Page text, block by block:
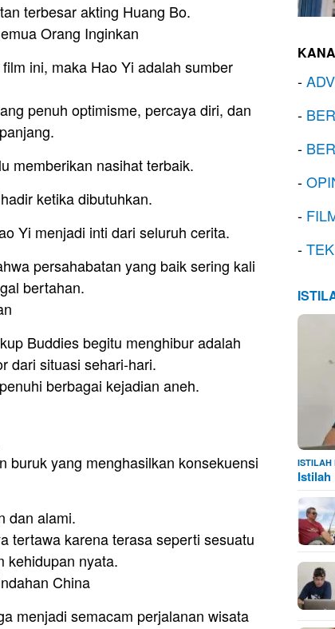
terbesar akting Huang Bo.
Orang Inginkan
ini, maka Hao Yi adalah sumber
penuh optimisme, percaya diri, dan
memberikan nasihat terbaik.
ketika dibutuhkan.
Yi menjadi inti dari seluruh cerita.
persahabatan yang baik sering kali
bertahan.
Buddies begitu menghibur adalah
dari situasi sehari-hari.
berbagai kejadian aneh.
buruk yang menghasilkan konsekuensi
dan alami.
tertawa karena terasa seperti sesuatu
kehidupan nyata.
China
menjadi semacam perjalanan wisata
-
-
-
-
-
-
ISTILAH
Istilah